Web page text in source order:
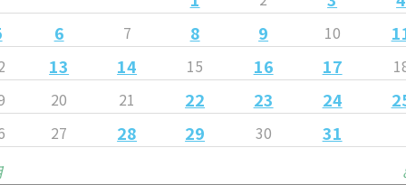
6 7 8 9 10
13 14 15 16 17
20 21 22 23 24
27 28 29 30 31